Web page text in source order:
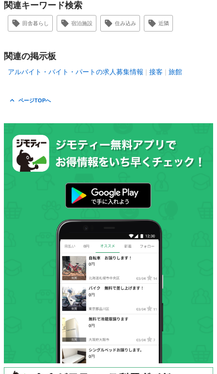
関連キーワード検索
田舎暮らし 宿泊施設 住み込み 近隣
関連の掲示板
アルバイト・バイト・パートの求人募集情報 接客 旅館
ページTOPへ